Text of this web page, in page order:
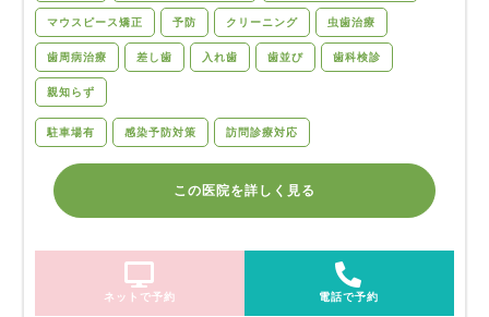
マウスピース矯正 予防 クリーニング 虫歯治療
歯周病治療 差し歯 入れ歯 歯並び 歯科検診
親知らず
駐車場有 感染予防対策 訪問診療対応
この医院を詳しく見る
ネットで予約 電話で予約